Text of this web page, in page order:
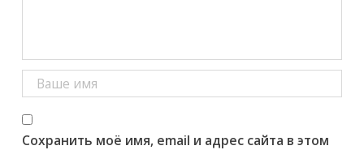
Сохранить моё имя, email и адрес сайта в этом